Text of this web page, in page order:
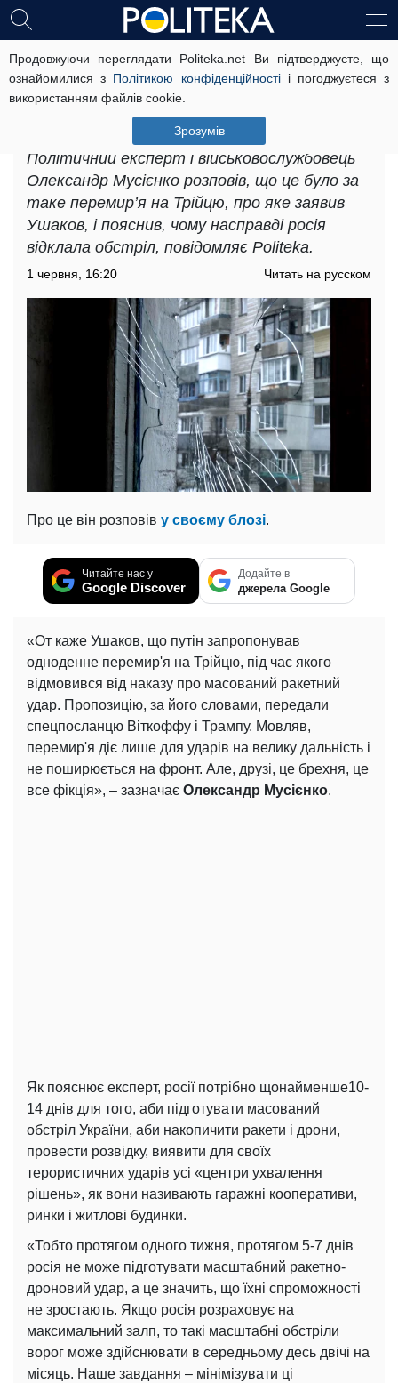
Продовжуючи переглядати Politeka.net Ви підтверджуєте, що
ознайомилися з Політикою конфіденційностіі погоджуєтеся з
використанням файлів cookie.
Зрозумів
«В середньому десь двічі на
місяць»: експерт розповів, як часто
рф може влаштовувати масштабні
обстріли України
Політичний експерт і військовослужбовець
Олександр Мусієнко розповів, що це було за
таке перемир’я на Трійцю, про яке заявив
Ушаков, і пояснив, чому насправді росія
відклала обстріл, повідомляє Politeka.
1 червня, 16:20 Читать на русском
Про це він розповів у своєму блозі.
Читайте нас у
Google Discover
Додайте в
джерела Google
«От каже Ушаков, що путін запропонував
одноденне перемир'я на Трійцю, під час якого
відмовився від наказу про масований ракетний
удар. Пропозицію, за його словами, передали
спецпосланцю Віткоффу і Трампу. Мовляв,
перемир'я діє лише для ударів на велику дальність і
не поширюється на фронт. Але, друзі, це брехня, це
все фікція», – зазначає Олександр Мусієнко.
Як пояснює експерт, росії потрібно щонайменше10-
14 днів для того, аби підготувати масований
обстріл України, аби накопичити ракети і дрони,
провести розвідку, виявити для своїх
терористичних ударів усі «центри ухвалення
рішень», як вони називають гаражні кооперативи,
ринки і житлові будинки.
«Тобто протягом одного тижня, протягом 5-7 днів
росія не може підготувати масштабний ракетно-
дроновий удар, а це значить, що їхні спроможності
не зростають. Якщо росія розраховує на
максимальний залп, то такі масштабні обстріли
ворог може здійснювати в середньому десь двічі на
місяць. Наше завдання – мінімізувати ці